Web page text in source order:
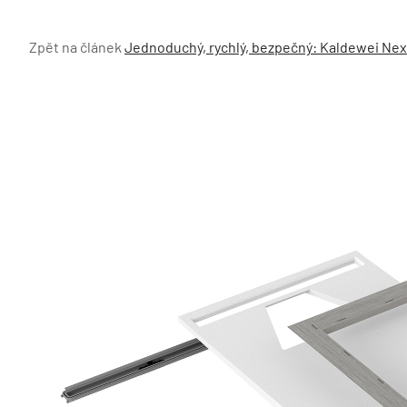
Zpět na článek Jednoduchý, rychlý, bezpečný: Kaldewei